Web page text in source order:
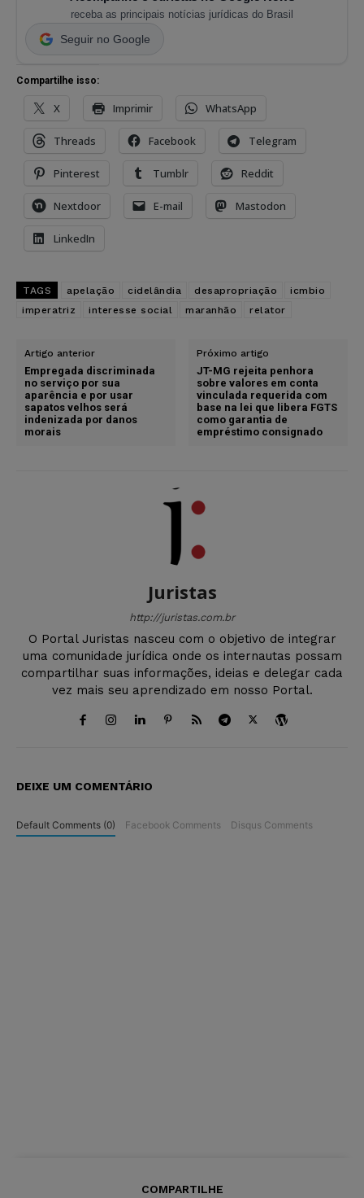
receba as principais notícias jurídicas do Brasil
Seguir no Google
Compartilhe isso:
X Imprimir WhatsApp
Threads Facebook Telegram
Pinterest Tumblr Reddit
Nextdoor E-mail Mastodon
LinkedIn
TAGS apelação cidelândia desapropriação
icmbio
imperatriz
interesse social maranhão relator
Artigo anterior
Empregada discriminada
no serviço por sua
aparência e por usar
sapatos velhos será
indenizada por danos
morais
Próximo artigo
JT-MG rejeita penhora
sobre valores em conta
vinculada requerida com
base na lei que libera FGTS
como garantia de
empréstimo consignado
Juristas
http://juristas.com.br
O Portal Juristas nasceu com o objetivo de integrar
uma comunidade jurídica onde os internautas possam
compartilhar suas informações, ideias e delegar cada
vez mais seu aprendizado em nosso Portal.
DEIXE UM COMENTÁRIO
Default Comments (0) Facebook Comments Disqus Comments
COMPARTILHE